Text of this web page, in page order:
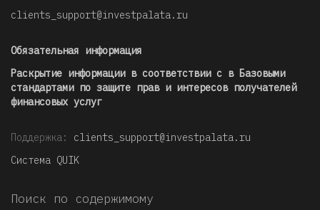
clients_support@investpalata.ru
Обязательная информация
Раскрытие информации в соответствии с в Базовыми
стандартами по защите прав и интересов получателей
финансовых услуг
Поддержка: clients_support@investpalata.ru
Система QUIK
Поиск по содержимому